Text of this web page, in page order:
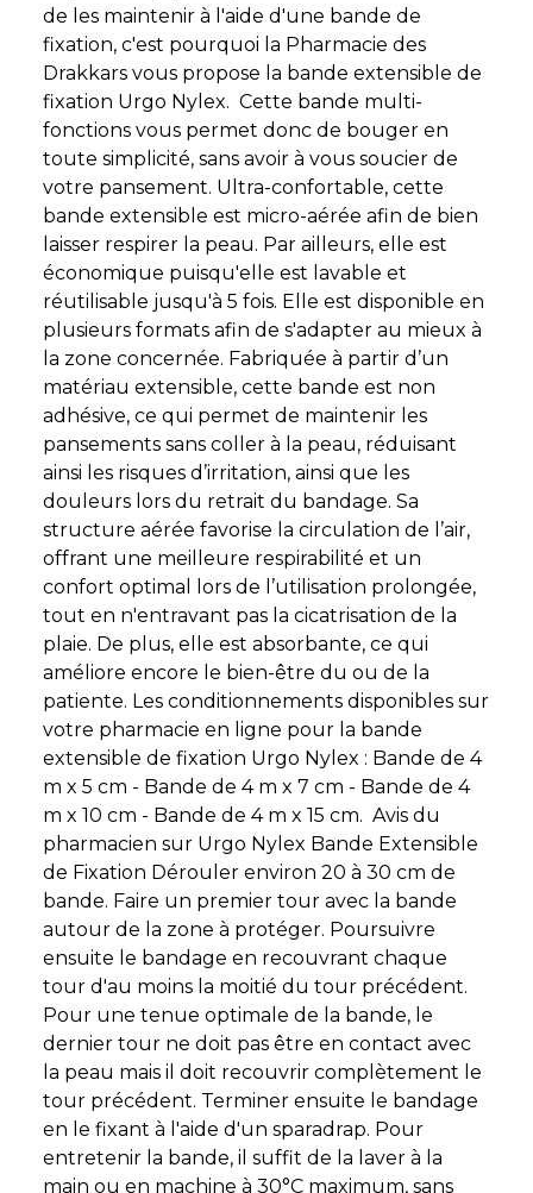
de les maintenir à l'aide d'une bande de
fixation, c'est pourquoi la Pharmacie des
Drakkars vous propose la bande extensible de
fixation Urgo Nylex. Cette bande multi-
fonctions vous permet donc de bouger en
toute simplicité, sans avoir à vous soucier de
votre pansement. Ultra-confortable, cette
bande extensible est micro-aérée afin de bien
laisser respirer la peau. Par ailleurs, elle est
économique puisqu'elle est lavable et
réutilisable jusqu'à 5 fois. Elle est disponible en
plusieurs formats afin de s'adapter au mieux à
la zone concernée. Fabriquée à partir d’un
matériau extensible, cette bande est non
adhésive, ce qui permet de maintenir les
pansements sans coller à la peau, réduisant
ainsi les risques d’irritation, ainsi que les
douleurs lors du retrait du bandage. Sa
structure aérée favorise la circulation de l’air,
offrant une meilleure respirabilité et un
confort optimal lors de l’utilisation prolongée,
tout en n'entravant pas la cicatrisation de la
plaie. De plus, elle est absorbante, ce qui
améliore encore le bien-être du ou de la
patiente. Les conditionnements disponibles sur
votre pharmacie en ligne pour la bande
extensible de fixation Urgo Nylex : Bande de 4
m x 5 cm - Bande de 4 m x 7 cm - Bande de 4
m x 10 cm - Bande de 4 m x 15 cm. Avis du
pharmacien sur Urgo Nylex Bande Extensible
de Fixation Dérouler environ 20 à 30 cm de
bande. Faire un premier tour avec la bande
autour de la zone à protéger. Poursuivre
ensuite le bandage en recouvrant chaque
tour d'au moins la moitié du tour précédent.
Pour une tenue optimale de la bande, le
dernier tour ne doit pas être en contact avec
la peau mais il doit recouvrir complètement le
tour précédent. Terminer ensuite le bandage
en le fixant à l'aide d'un sparadrap. Pour
entretenir la bande, il suffit de la laver à la
main ou en machine à 30°C maximum, sans